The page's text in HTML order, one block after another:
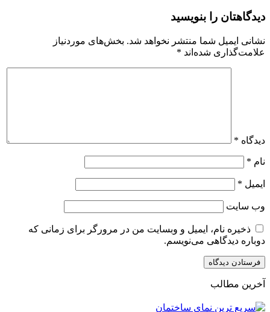
دیدگاهتان را بنویسید
نشانی ایمیل شما منتشر نخواهد شد. بخش‌های موردنیاز
علامت‌گذاری شده‌اند *
دیدگاه *
نام *
ایمیل *
وب‌ سایت
ذخیره نام، ایمیل و وبسایت من در مرورگر برای زمانی که
دوباره دیدگاهی می‌نویسم.
آخرین مطالب